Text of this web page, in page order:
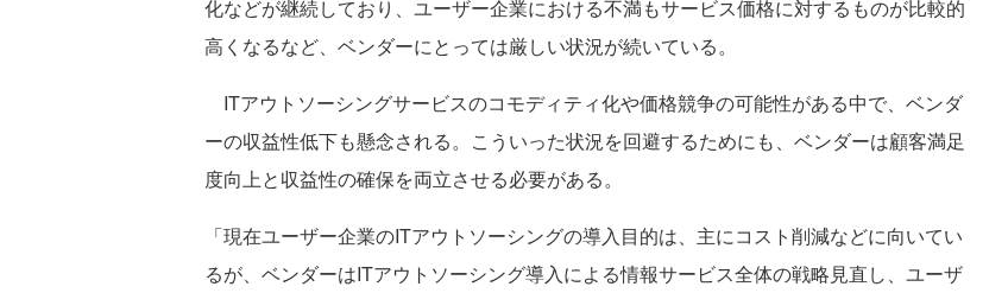
化などが継続しており、ユーザー企業における不満もサービス価格に対するものが比較的
高くなるなど、ベンダーにとっては厳しい状況が続いている。
ITアウトソーシングサービスのコモディティ化や価格競争の可能性がある中で、ベンダ
ーの収益性低下も懸念される。こういった状況を回避するためにも、ベンダーは顧客満足
度向上と収益性の確保を両立させる必要がある。
「現在ユーザー企業のITアウトソーシングの導入目的は、主にコスト削減などに向いてい
るが、ベンダーはITアウトソーシング導入による情報サービス全体の戦略見直し、ユーザ